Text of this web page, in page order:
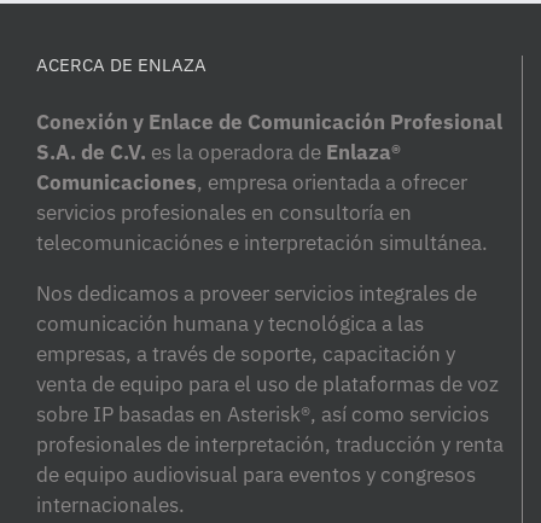
ACERCA DE ENLAZA
Conexión y Enlace de Comunicación Profesional
S.A. de C.V. es la operadora de Enlaza®
Comunicaciones, empresa orientada a ofrecer
servicios profesionales en consultoría en
telecomunicaciónes e interpretación simultánea.
Nos dedicamos a proveer servicios integrales de
comunicación humana y tecnológica a las
empresas, a través de soporte, capacitación y
venta de equipo para el uso de plataformas de voz
sobre IP basadas en Asterisk®, así como servicios
profesionales de interpretación, traducción y renta
de equipo audiovisual para eventos y congresos
internacionales.